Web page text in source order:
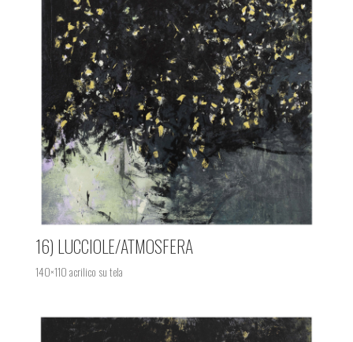
16) LUCCIOLE/ATMOSFERA
140×110 acrilico su tela